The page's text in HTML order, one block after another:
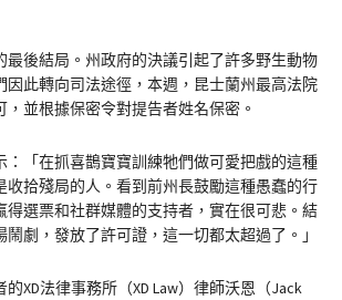
最後結局。州政府的決議引起了許多野生動物
因此轉向司法途徑，本週，昆士蘭州最高法院
並根據保密令對提告者姓名保密。
：「在抓喜鵲寶寶訓練牠們做可愛把戲的這種
收拾殘局的人。看到前州長鼓勵這種愚蠢的行
得選票和社群媒體的支持者，實在很可悲。結
劇，發放了許可證，這一切都太超過了。」
XD法律事務所（XD Law）律師沃恩（Jack